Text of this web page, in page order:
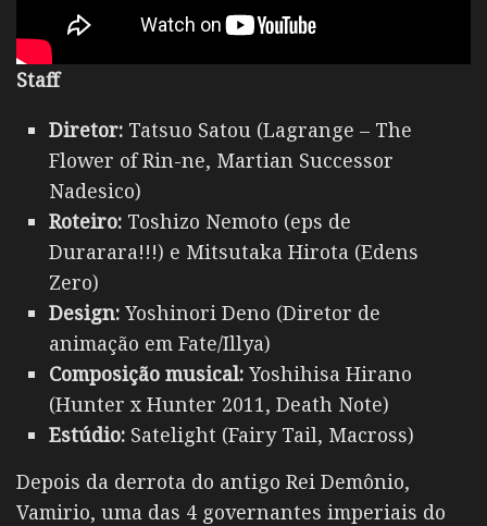
Staff
Diretor: Tatsuo Satou (Lagrange – The
Flower of Rin-ne, Martian Successor
Nadesico)
Roteiro: Toshizo Nemoto (eps de
Durarara!!!) e Mitsutaka Hirota (Edens
Zero)
Design: Yoshinori Deno (Diretor de
animação em Fate/Illya)
Composição musical: Yoshihisa Hirano
(Hunter x Hunter 2011, Death Note)
Estúdio: Satelight (Fairy Tail, Macross)
Depois da derrota do antigo Rei Demônio,
Vamirio, uma das 4 governantes imperiais do